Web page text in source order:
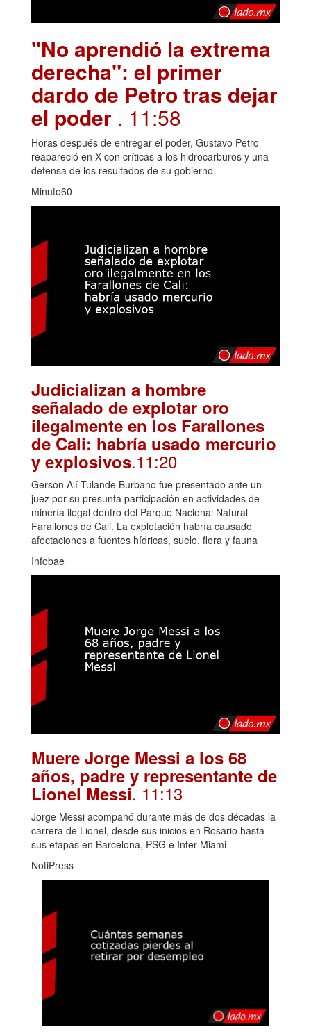
"No aprendió la extrema
derecha": el primer
dardo de Petro tras dejar
el poder . 11:58
Horas después de entregar el poder, Gustavo Petro
reapareció en X con críticas a los hidrocarburos y una
defensa de los resultados de su gobierno.
Minuto60
Judicializan a hombre
señalado de explotar oro
ilegalmente en los Farallones
de Cali: habría usado mercurio
y explosivos.11:20
Gerson Alí Tulande Burbano fue presentado ante un
juez por su presunta participación en actividades de
minería ilegal dentro del Parque Nacional Natural
Farallones de Cali. La explotación habría causado
afectaciones a fuentes hídricas, suelo, flora y fauna
Infobae
Muere Jorge Messi a los 68
años, padre y representante de
Lionel Messi. 11:13
Jorge Messi acompañó durante más de dos décadas la
carrera de Lionel, desde sus inicios en Rosario hasta
sus etapas en Barcelona, PSG e Inter Miami
NotiPress